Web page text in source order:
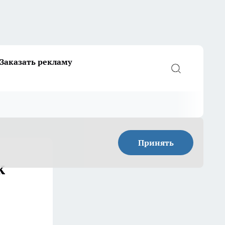
Заказать рекламу
Принять